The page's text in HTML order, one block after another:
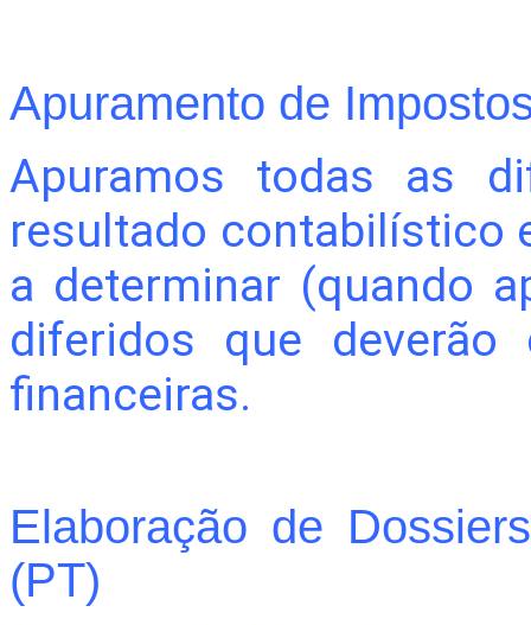
Apuramento de
Apuramos todas as
resultado contabilístico
a determinar (quando
diferidos que deverão
financeiras.
Elaboração de
(PT)